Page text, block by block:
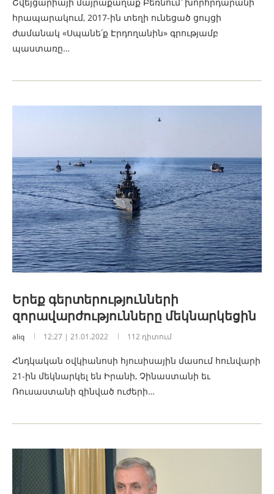
հրապարակում, 2017-ին տեղի ունեցած ցույցի
ժամանակ «Սպանե՛ք Էրդողանին» գրությամբ
պաստառը…
Երեք գերտերությունների
զորավարժությունները մեկնարկեցին
aliq 12:27 | 21.01.2022 112 դիտում
Հնդկական օվկիանոսի հյուսիսային մասում հունվարի
21-ին մեկնարկել են Իրանի, Չինաստանի եւ
Ռուսաստանի զինված ուժերի…